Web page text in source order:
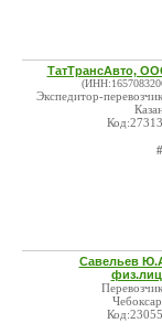
ТатТрансАвто,
Экспедитор-перевозчик ,
Савельев
Перевозчик ,